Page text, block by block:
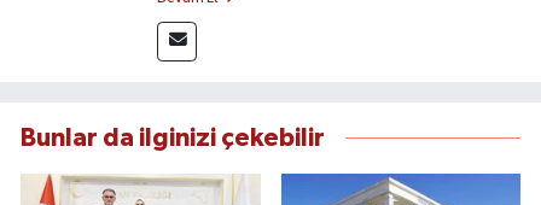
mezunu olan Tink, sahadan edindiği bilgilerle
doğruluk, tarafsızlık ve etik ilkeler
Bunlar da ilginizi çekebilir